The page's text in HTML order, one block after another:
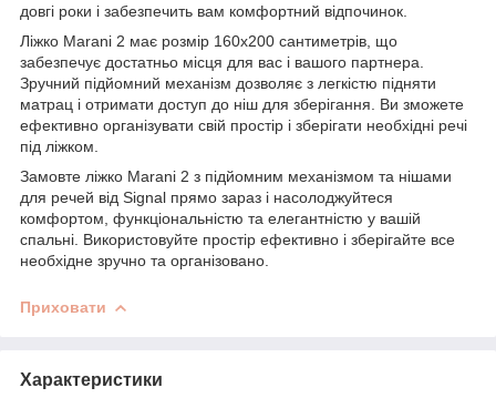
довгі роки і забезпечить вам комфортний відпочинок.
Ліжко Marani 2 має розмір 160х200 сантиметрів, що
забезпечує достатньо місця для вас і вашого партнера.
Зручний підйомний механізм дозволяє з легкістю підняти
матрац і отримати доступ до ніш для зберігання. Ви зможете
ефективно організувати свій простір і зберігати необхідні речі
під ліжком.
Замовте ліжко Marani 2 з підйомним механізмом та нішами
для речей від Signal прямо зараз і насолоджуйтеся
комфортом, функціональністю та елегантністю у вашій
спальні. Використовуйте простір ефективно і зберігайте все
необхідне зручно та організовано.
Приховати
Характеристики